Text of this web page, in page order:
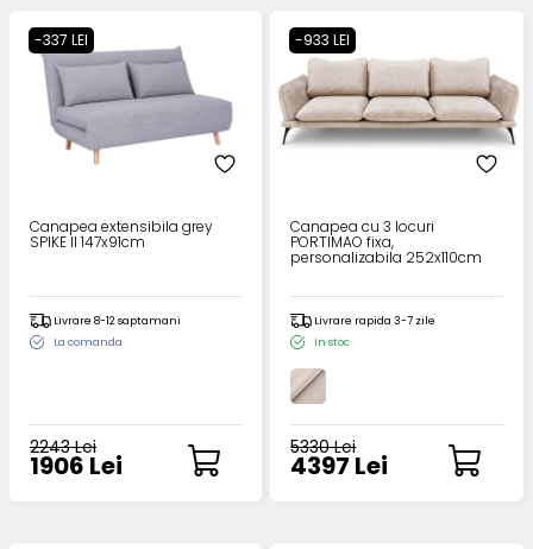
-337 LEI
Canapea extensibila grey
SPIKE II 147x91cm
Livrare 8-12 saptamani
La comanda
2243 Lei
1906 Lei
-933 LEI
Canapea cu 3 locuri
PORTIMAO fixa,
personalizabila 252x110cm
Livrare rapida 3-7 zile
In stoc
5330 Lei
4397 Lei